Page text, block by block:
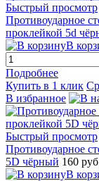
Быстрый просмотр
Противоударное
проклейкой 5d
В
Подробнее
Купить в 1 клик
В избранное
Быстрый просмотр
Противоударное
5D чёрный 160
В